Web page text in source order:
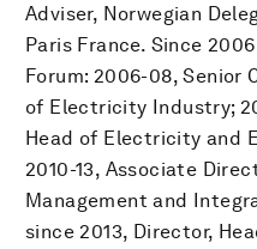
Adviser, Norwegian
Paris France. Since
Forum: 2006-08, Senior
of Electricity Industry;
Head of Electricity and
2010-13, Associate
Management and
since 2013, Director,